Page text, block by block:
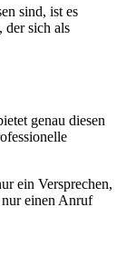
sind, ist es
der sich als
genau diesen
ein Versprechen,
einen Anruf